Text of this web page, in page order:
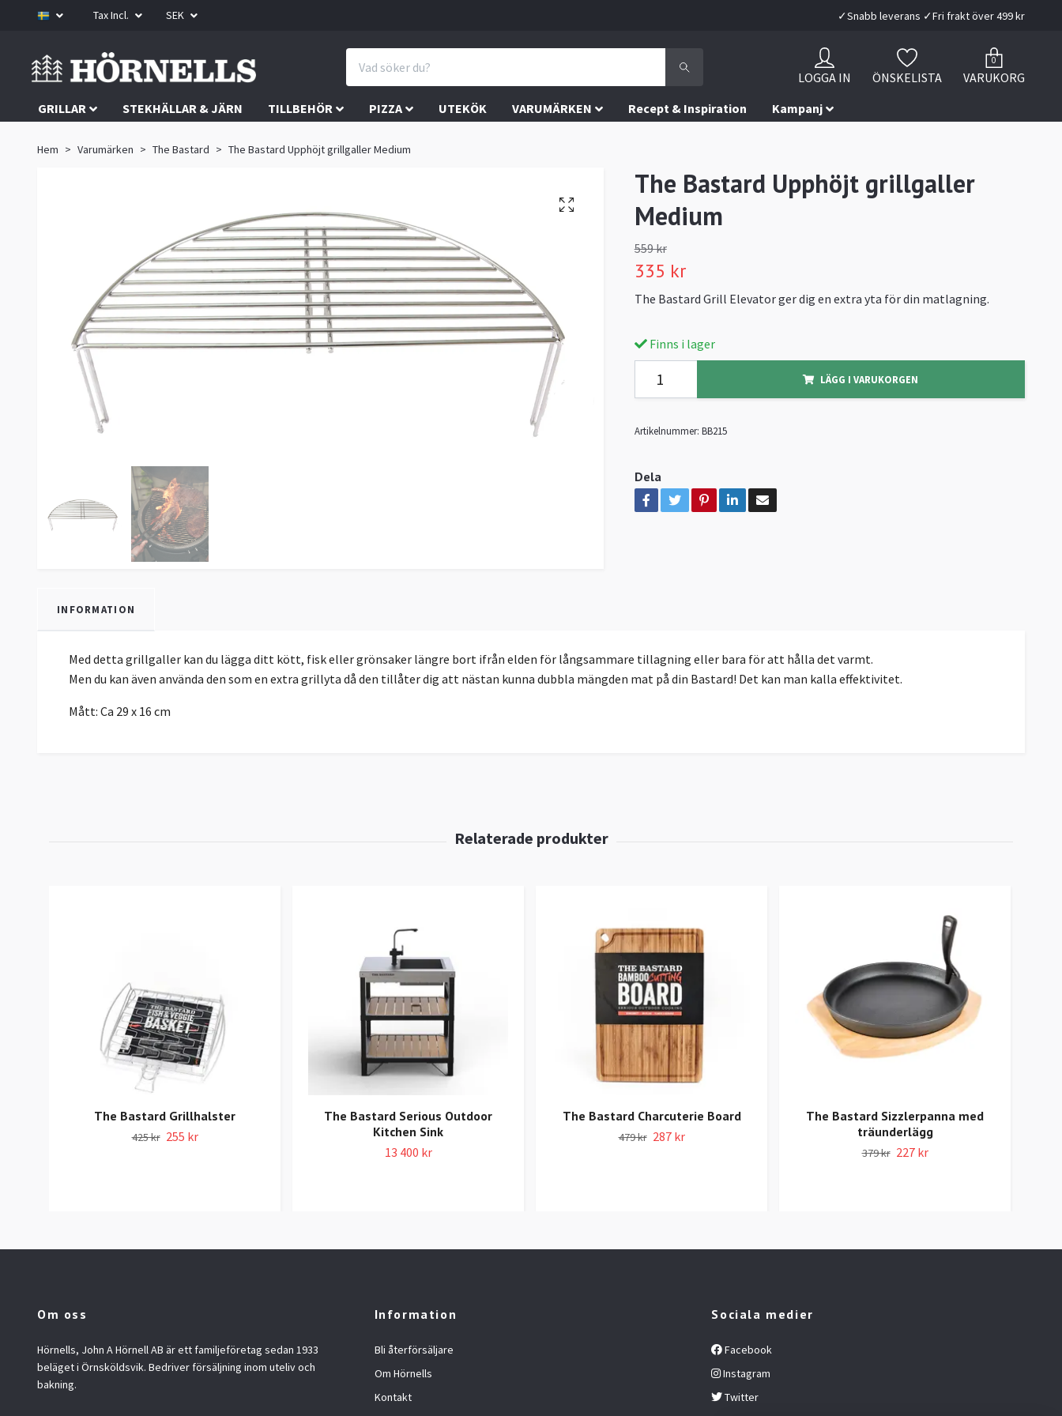
Tax Incl. SEK ✓Snabb leverans ✓Fri frakt över 499 kr
LOGGA IN ÖNSKELISTA
0
VARUKORG
GRILLAR
STEKHÄLLAR & JÄRN TILLBEHÖR PIZZA UTEKÖK VARUMÄRKEN Recept & Inspiration Kampanj
Hem Varumärken The Bastard The Bastard Upphöjt grillgaller Medium
The Bastard Upphöjt grillgaller
Medium
559 kr
335 kr
The Bastard Grill Elevator ger dig en extra yta för din matlagning.
Finns i lager
LÄGG I VARUKORGEN
Artikelnummer: BB215
Dela
INFORMATION
Med detta grillgaller kan du lägga ditt kött, fisk eller grönsaker längre bort ifrån elden för långsammare tillagning eller bara för att hålla det varmt.
Men du kan även använda den som en extra grillyta då den tillåter dig att nästan kunna dubbla mängden mat på din Bastard! Det kan man kalla effektivitet.
Mått: Ca 29 x 16 cm
The Bastard Grillhalster
425 kr 255 kr
The Bastard Serious Outdoor
Kitchen Sink
13 400 kr
The Bastard Charcuterie Board
479 kr 287 kr
The Bastard Sizzlerpanna med
träunderlägg
379 kr 227 kr
Om oss
Hörnells, John A Hörnell AB är ett familjeföretag sedan 1933
beläget i Örnsköldsvik. Bedriver försäljning inom uteliv och
bakning.
Information
Bli återförsäljare
Om Hörnells
Kontakt
Sociala medier
Facebook
Instagram
Twitter